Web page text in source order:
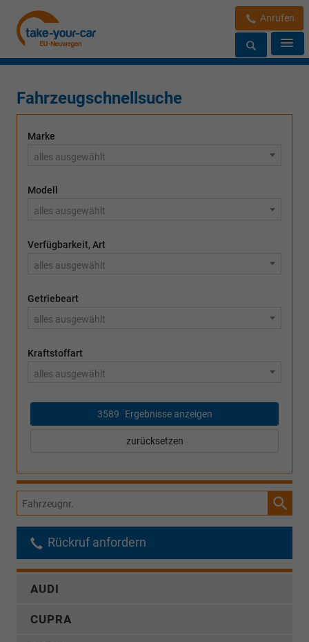
Anrufen
Fahrzeugschnellsuche
Marke
alles ausgewählt
Modell
alles ausgewählt
Verfügbarkeit, Art
alles ausgewählt
Getriebeart
alles ausgewählt
Kraftstoffart
alles ausgewählt
3589 Ergebnisse anzeigen
zurücksetzen
Fahrzeugnr.
Rückruf anfordern
AUDI
CUPRA